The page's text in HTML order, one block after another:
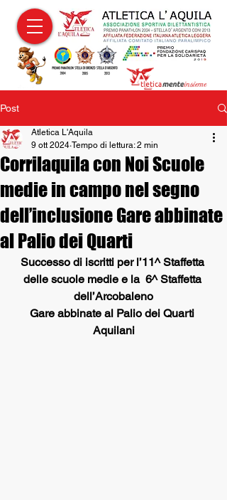
Post
Corrilaquila con Noi Scuole
medie in campo nel segno
dell’inclusione Gare abbinate
al Palio dei Quarti
Atletica L'Aquila
9 ott 2024 Tempo di lettura: 2 min
Successo di iscritti per l’11^ Staffetta
delle scuole medie e la  6^ Staffetta
dell’Arcobaleno
Gare abbinate al Palio dei Quarti
Aquilani